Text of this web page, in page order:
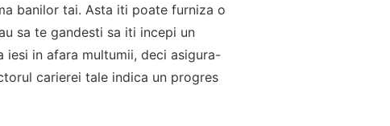
banilor tai. Asta iti poate furniza o
sa te gandesti sa iti incepi un
iesi in afara multumii, deci asigura-
carierei tale indica un progres